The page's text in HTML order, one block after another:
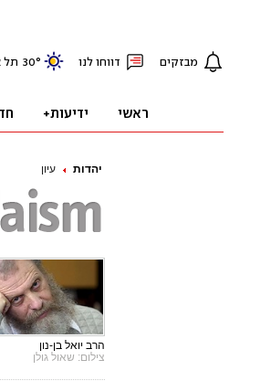
יהדות עיון
הרב יואל בן-נון
צילום: שאול גולן